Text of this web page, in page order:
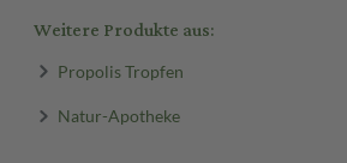
Weitere Produkte aus:
Propolis Tropfen
Natur-Apotheke